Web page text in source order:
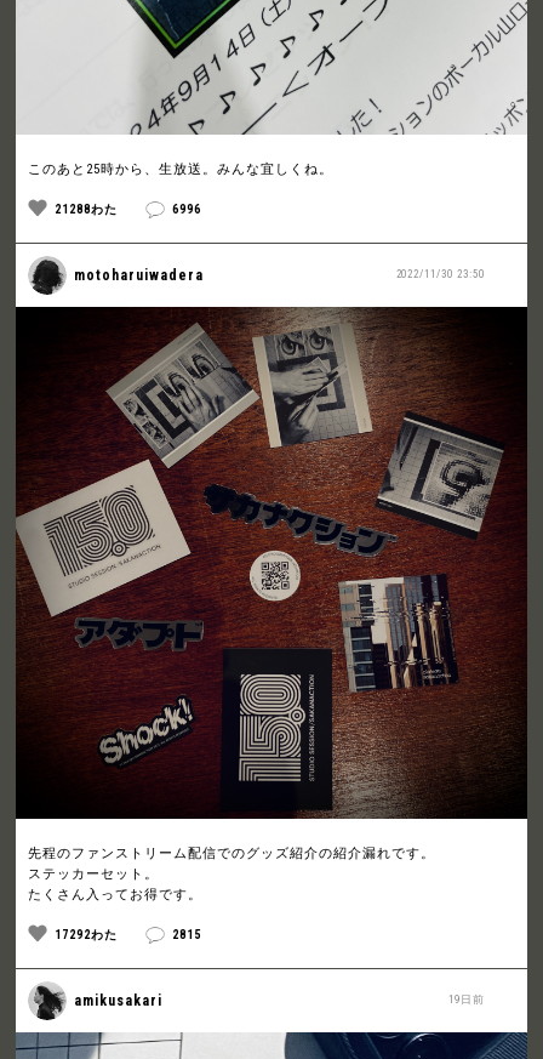
このあと25時から、生放送。みんな宜しくね。
21288わた 6996
2022/11/30 23:50
motoharuiwadera
先程のファンストリーム配信でのグッズ紹介の紹介漏れです。
ステッカーセット。
たくさん入ってお得です。
17292わた 2815
19日前
amikusakari